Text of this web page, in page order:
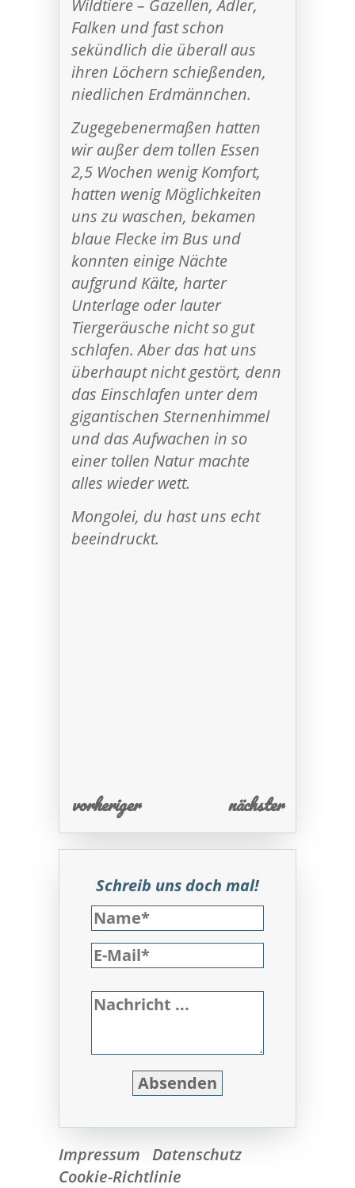
Wildtiere – Gazellen, Adler,
Falken und fast schon
sekündlich die überall aus
ihren Löchern schießenden,
niedlichen Erdmännchen.
Zugegebenermaßen hatten
wir außer dem tollen Essen
2,5 Wochen wenig Komfort,
hatten wenig Möglichkeiten
uns zu waschen, bekamen
blaue Flecke im Bus und
konnten einige Nächte
aufgrund Kälte, harter
Unterlage oder lauter
Tiergeräusche nicht so gut
schlafen. Aber das hat uns
überhaupt nicht gestört, denn
das Einschlafen unter dem
gigantischen Sternenhimmel
und das Aufwachen in so
einer tollen Natur machte
alles wieder wett.
Mongolei, du hast uns echt
beeindruckt.
vorheriger nächster
Schreib uns doch mal!
Impressum Datenschutz
Cookie-Richtlinie